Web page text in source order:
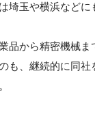
玉や横浜などに
品から精密機械
も、継続的に同